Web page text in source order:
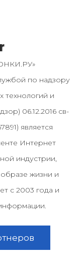
по надзору
технологий и
06.12.2016 св-
является
Интернет
индустрии,
жизни и
с 2003 года и